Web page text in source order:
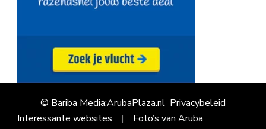
© Bariba Media:ArubaPlaza.nl Privacybeleid
Interessante websites
Foto’s van Aruba